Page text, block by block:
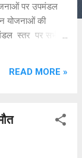
पर उपमंडल
योजनाओं की
स्तर पर सभी
नियत समय में
समस्त विभागों
सहित विभिन्न
READ MORE »